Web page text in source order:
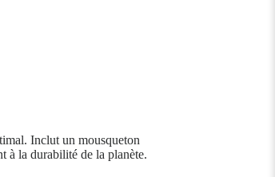
Inclut un mousqueton
à la durabilité de la planète.